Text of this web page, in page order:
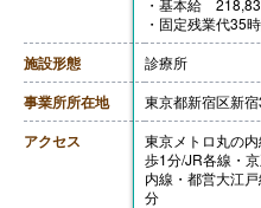
・固定残業代35
※残業代35時間分
残業代支給
［その他手当］
・各種手当
【賞与】あり（
【通勤手当】あ
施設形態 診療所
事業所所在地 東京都新宿区新
アクセス
東京メトロ丸の
歩1分/JR各線・
内線・都営大江
分